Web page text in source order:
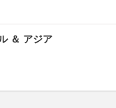
＆ アジア